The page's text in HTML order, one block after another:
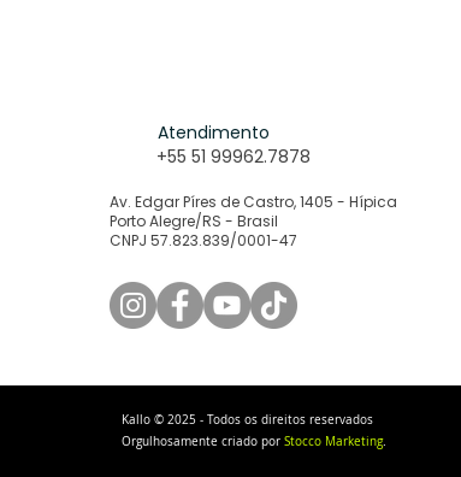
Atendimento
+55 51 99962.7878
Av. Edgar Píres de Castro, 1405 - Hípica
Porto Alegre/RS - Brasil
CNPJ 57.823.839/0001-47
Kallo © 2025 - Todos os direitos reservados
Orgulhosamente criado por Stocco Marketing.